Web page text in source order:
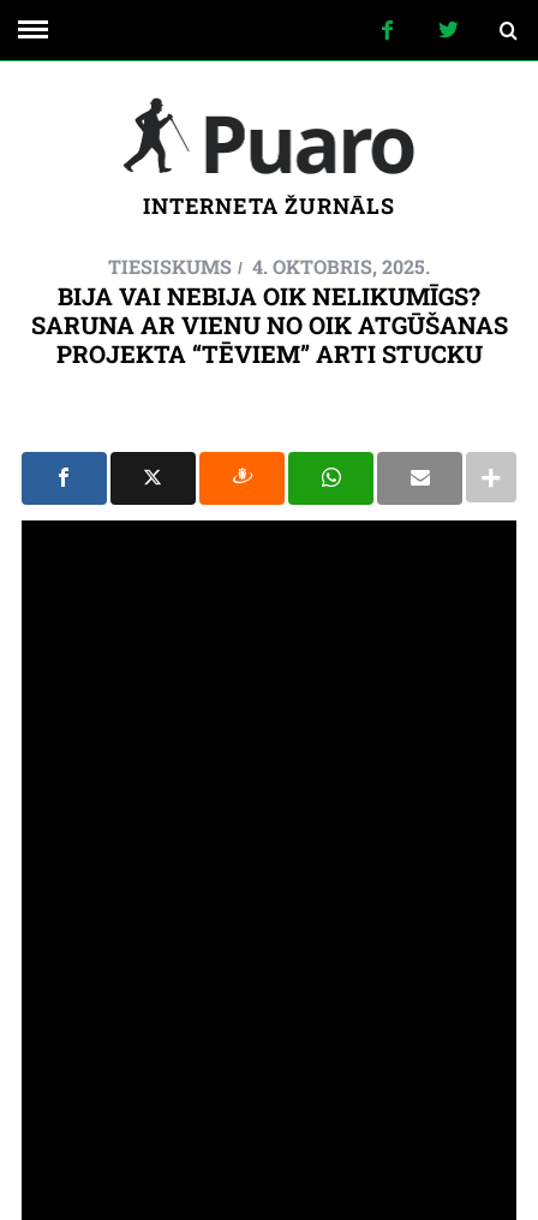
INTERNETA ŽURNĀLS
TIESISKUMS 4. OKTOBRIS, 2025.
BIJA VAI NEBIJA OIK NELIKUMĪGS?
SARUNA AR VIENU NO OIK ATGŪŠANAS
PROJEKTA “TĒVIEM” ARTI STUCKU